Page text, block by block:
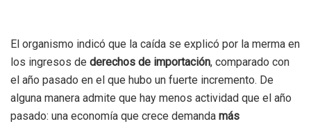
El organismo indicó que la caída se explicó por la merma en
los ingresos de derechos de importación, comparado con
el año pasado en el que hubo un fuerte incremento. De
alguna manera admite que hay menos actividad que el año
pasado: una economía que crece demanda más